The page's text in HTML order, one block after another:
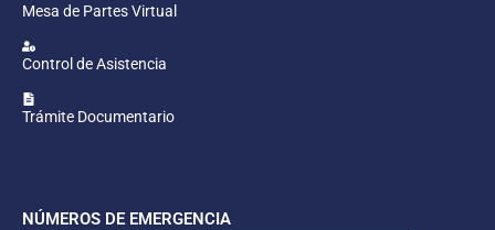
Mesa de Partes Virtual
Control de Asistencia
Trámite Documentario
NÚMEROS DE EMERGENCIA